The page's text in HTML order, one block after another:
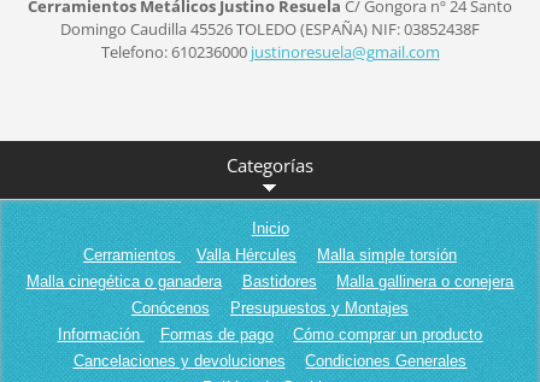
Cerramientos Metálicos Justino Resuela C/ Gongora nº 24Santo
Domingo Caudilla 45526TOLEDO (ESPAÑA) NIF: 03852438F
Telefono: 610236000 justinoresuela@gmail.com
Categorías
Inicio
Cerramientos
Valla Hércules
Malla simple torsión
Malla cinegética o ganadera
Bastidores
Malla gallinera o conejera
Conócenos
Presupuestos y Montajes
Información
Formas de pago
Cómo comprar un producto
Cancelaciones y devoluciones
Condiciones Generales